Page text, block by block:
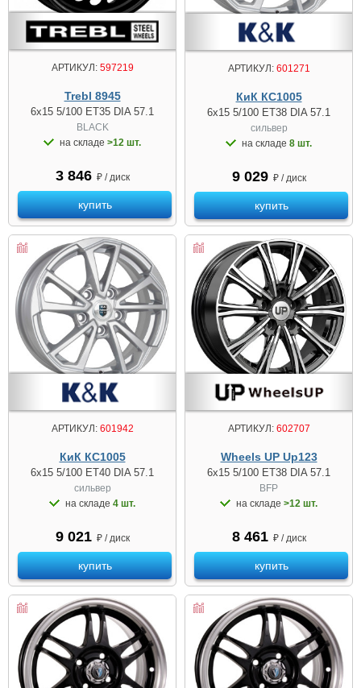
АРТИКУЛ:597219
Trebl 8945
6x15 5/100 ET35 DIA 57.1
BLACK
на складе >12 шт.
3 846 ₽ / диск
купить
АРТИКУЛ:601271
КиК КС1005
6x15 5/100 ET38 DIA 57.1
сильвер
на складе 8 шт.
9 029 ₽ / диск
купить
АРТИКУЛ:601942
КиК КС1005
6x15 5/100 ET40 DIA 57.1
сильвер
на складе 4 шт.
9 021 ₽ / диск
купить
АРТИКУЛ:602707
Wheels UP Up123
6x15 5/100 ET38 DIA 57.1
BFP
на складе >12 шт.
8 461 ₽ / диск
купить